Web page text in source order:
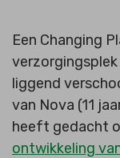
Een Changing
liggend
van Nova (11
heeft gedacht
ontwikkeling